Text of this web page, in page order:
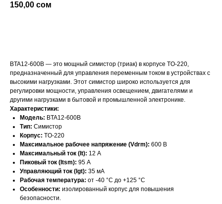
150,00 сом
BTA12-600B — это мощный симистор (триак) в корпусе TO-220,
предназначенный для управления переменным током в устройствах с
высокими нагрузками. Этот симистор широко используется для
регулировки мощности, управления освещением, двигателями и
другими нагрузками в бытовой и промышленной электронике.
Характеристики:
Модель: BTA12-600B
Тип: Симистор
Корпус: TO-220
Максимальное рабочее напряжение (Vdrm): 600 В
Максимальный ток (It): 12 А
Пиковый ток (Itsm): 95 А
Управляющий ток (Igt): 35 мА
Рабочая температура: от -40 °C до +125 °C
Особенности: изолированный корпус для повышения
безопасности.